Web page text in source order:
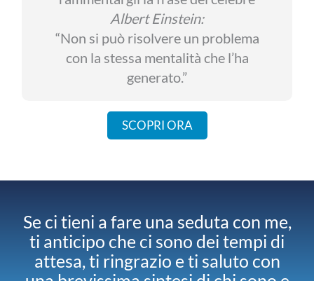
Albert Einstein:
“Non si può risolvere un problema
con la stessa mentalità che l’ha
generato.”
SCOPRI ORA
Se ci tieni a fare una seduta con me,
ti anticipo che ci sono dei tempi di
attesa, ti ringrazio e ti saluto con